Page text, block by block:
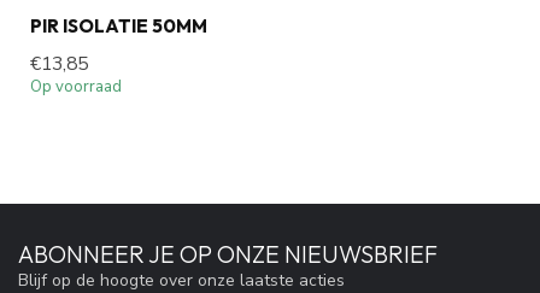
PIR ISOLATIE 50MM
€13,85
Op voorraad
ABONNEER JE OP ONZE NIEUWSBRIEF
Blijf op de hoogte over onze laatste acties